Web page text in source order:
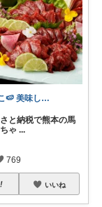
すみこ🍉 美味しいものたくさん🍧
と納税で熊本の馬
ゃ ...
769
いいね